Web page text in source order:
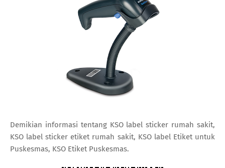
Demikian informasi tentang KSO label sticker rumah sakit,
KSO label sticker etiket rumah sakit, KSO label Etiket untuk
Puskesmas, KSO Etiket Puskesmas.